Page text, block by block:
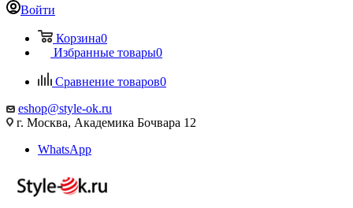
Войти
Корзина0
Избранные товары0
Сравнение товаров0
eshop@style-ok.ru
г. Москва, Академика Бочвара 12
WhatsApp